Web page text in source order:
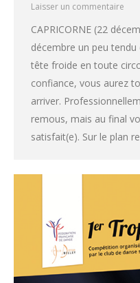
Laisser un commentaire
CAPRICORNE (22
décembre un peu
tête froide en toute
confiance, vous aurez
arriver.
remous, mais au final
satisfait(e). Sur le plan